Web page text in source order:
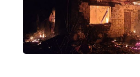
КОНТАКТНЫЙ ИСТОЧНИК
Анонимный источник